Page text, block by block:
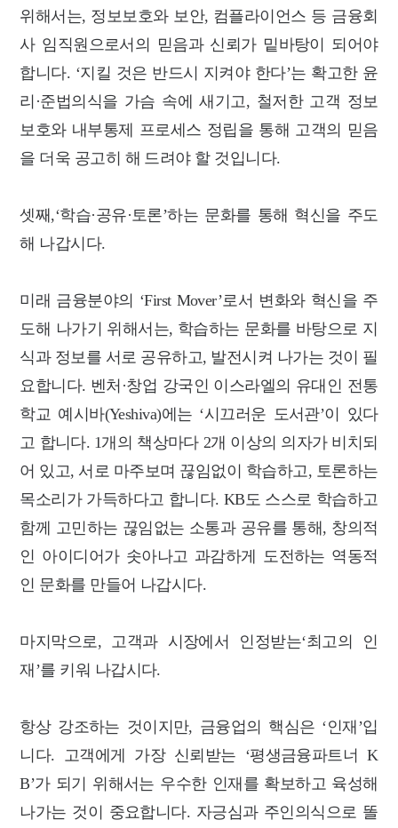
위해서는, 정보보호와 보안, 컴플라이언스 등 금융회
사 임직원으로서의 믿음과 신뢰가 밑바탕이 되어야
합니다. ‘지킬 것은 반드시 지켜야 한다’는 확고한 윤
리·준법의식을 가슴 속에 새기고, 철저한 고객 정보
보호와 내부통제 프로세스 정립을 통해 고객의 믿음
을 더욱 공고히 해 드려야 할 것입니다.
셋째,‘학습·공유·토론’하는 문화를 통해 혁신을 주도
해 나갑시다.
미래 금융분야의 ‘First Mover’로서 변화와 혁신을 주
도해 나가기 위해서는, 학습하는 문화를 바탕으로 지
식과 정보를 서로 공유하고, 발전시켜 나가는 것이 필
요합니다. 벤처·창업 강국인 이스라엘의 유대인 전통
학교 예시바(Yeshiva)에는 ‘시끄러운 도서관’이 있다
고 합니다. 1개의 책상마다 2개 이상의 의자가 비치되
어 있고, 서로 마주보며 끊임없이 학습하고, 토론하는
목소리가 가득하다고 합니다. KB도 스스로 학습하고
함께 고민하는 끊임없는 소통과 공유를 통해, 창의적
인 아이디어가 솟아나고 과감하게 도전하는 역동적
인 문화를 만들어 나갑시다.
마지막으로, 고객과 시장에서 인정받는‘최고의 인
재’를 키워 나갑시다.
항상 강조하는 것이지만, 금융업의 핵심은 ‘인재’입
니다. 고객에게 가장 신뢰받는 ‘평생금융파트너 K
B’가 되기 위해서는 우수한 인재를 확보하고 육성해
나가는 것이 중요합니다. 자긍심과 주인의식으로 똘